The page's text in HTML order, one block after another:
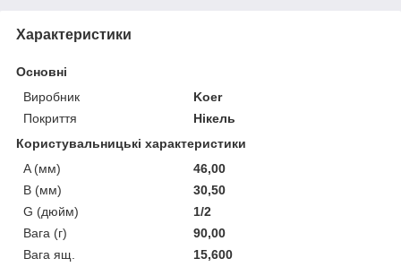
Характеристики
Основні
Виробник
Koer
Покриття
Нікель
Користувальницькі характеристики
A (мм)
46,00
B (мм)
30,50
G (дюйм)
1/2
Вага (г)
90,00
Вага ящ.
15,600